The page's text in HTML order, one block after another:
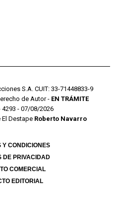
S.A. CUIT: 33-71448833-9
de Autor - EN TRÁMITE
4293 - 07/08/2026
Destape Roberto Navarro
Y CONDICIONES
DE PRIVACIDAD
COMERCIAL
EDITORIAL